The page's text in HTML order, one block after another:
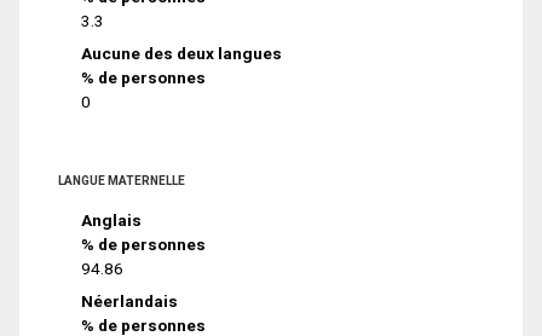
3.3
Aucune des deux langues
% de personnes
0
LANGUE MATERNELLE
Anglais
% de personnes
94.86
Néerlandais
% de personnes